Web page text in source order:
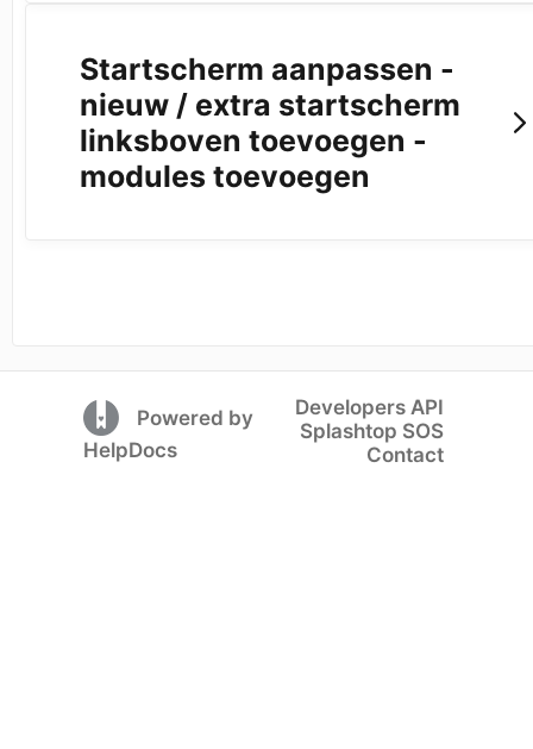
Startscherm aanpassen -
nieuw / extra startscherm
linksboven toevoegen -
modules toevoegen
(opens in a new tab)
Powered by
HelpDocs (opens in a new tab)
Developers API
Splashtop SOS
Contact